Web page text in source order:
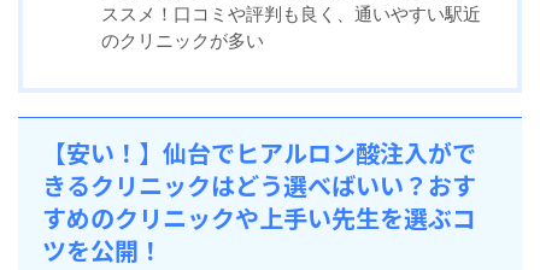
ススメ！口コミや評判も良く、通いやすい駅近
のクリニックが多い
【安い！】仙台でヒアルロン酸注入がで
きるクリニックはどう選べばいい？おす
すめのクリニックや上手い先生を選ぶコ
ツを公開！